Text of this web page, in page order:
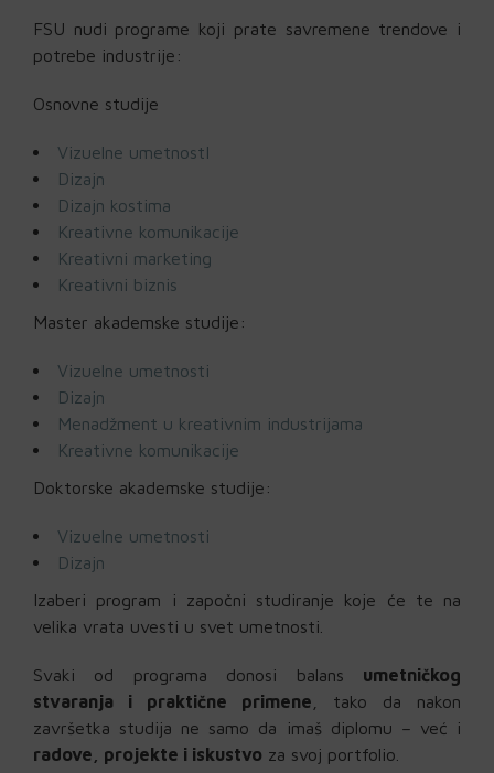
FSU nudi programe koji prate savremene trendove i
potrebe industrije:
Osnovne studije
Vizuelne umetnostI
Dizajn
Dizajn kostima
Kreativne komunikacije
Kreativni marketing
Kreativni biznis
Master akademske studije:
Vizuelne umetnosti
Dizajn
Menadžment u kreativnim industrijama
Kreativne komunikacije
Doktorske akademske studije:
Vizuelne umetnosti
Dizajn
Izaberi program i započni studiranje koje će te na
velika vrata uvesti u svet umetnosti.
Svaki od programa donosi balans umetničkog
stvaranja i praktične primene , tako da nakon
završetka studija ne samo da imaš diplomu – već i
radove, projekte i iskustvo za svoj portfolio.